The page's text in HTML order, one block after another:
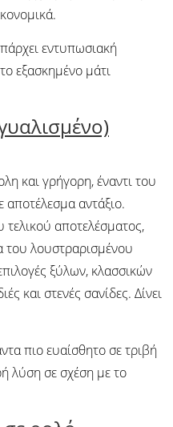
εντυπωσιακή
εξασκημένο μάτι
και γρήγορη, έναντι του
αντάξιο.
τελικού αποτελέσματος,
του λουστραρισμένου
ξύλων, κλασσικών
και στενές σανίδες. Δίνει
πιο ευαίσθητο σε τριβή
λύση σε σχέση με το